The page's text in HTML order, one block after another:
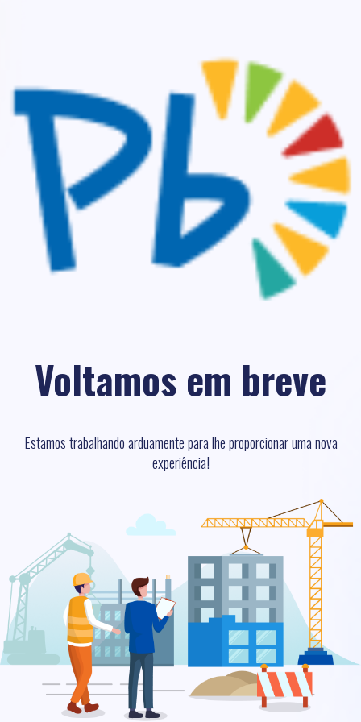
Voltamos em breve
Estamos trabalhando arduamente para lhe proporcionar uma nova
experiência!